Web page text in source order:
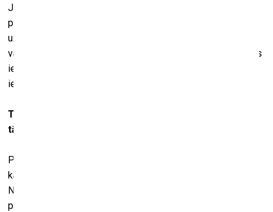
Jā, tie 3D objekti ir vienkārši vizualizācijas, bet tas, ko mēs
pārdevām, bija ielu mākslas darbi – tie
uzkrāsoti vai arī vēl tikai taps. To digitālo
vari iztēloties kā tādu albuma vāciņu, tas ir tāds iepakojums
ielu mākslas darbam. Bet arī šajā digitālajā vizualizācijā ir
iekodēta ielu mākslas darba ģeogrāfiskā lokācija.
Tu teici, ka kolekcijā ir gan eksistējoši darbi, gan arī
tādi, kas vēl tikai taps.
Pirmajā kolekcijā tika pārdoti seši eksistējoši darbi – četri,
kas atrodas Latvijā, un divi, kas atrodas ārzemēs.
Nākamajām kolekcijām taps (un jau top) jauni darbi. Mēs
plānojam laist klajā 1001 darbu, kopumā 195 valstīs. Ja